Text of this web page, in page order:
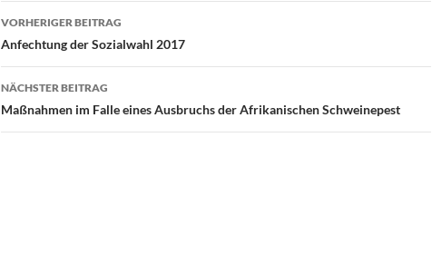
Beitragsnavigation
VORHERIGER BEITRAG
Anfechtung der Sozialwahl 2017
NÄCHSTER BEITRAG
Maßnahmen im Falle eines Ausbruchs der Afrikanischen Schweinepest